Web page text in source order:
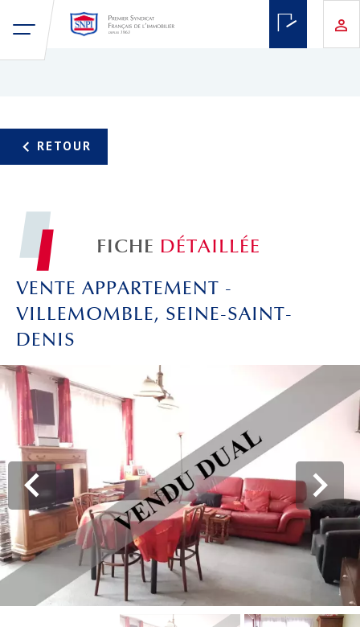
FICHE DÉTAILLÉE
VENTE APPARTEMENT -
VILLEMOMBLE, SEINE-SAINT-
DENIS